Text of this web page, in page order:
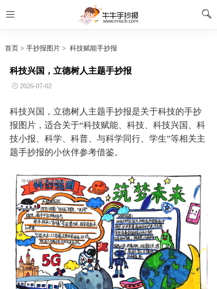
首页 > 手抄报图片 > 科技赋能手抄报
科技兴国，立德树人主题手抄报
2026-07-02
科技兴国，立德树人主题手抄报是关于科技的手抄
报图片，适合关于“科技赋能、科技、科技兴国、科
技小报、科学、科普、与科学同行、学生”等相关主
题手抄报的小伙伴参考借鉴。